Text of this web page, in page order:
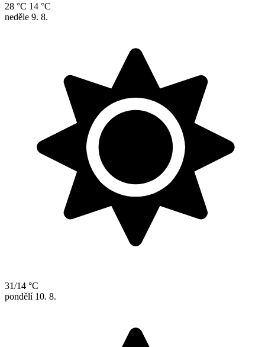
28 °C 14 °C
neděle 9. 8.
31/14 °C
pondělí 10. 8.